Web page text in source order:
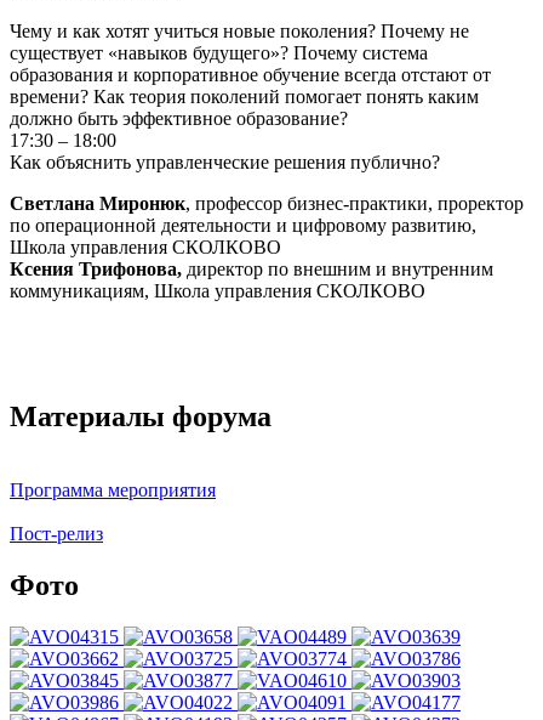
Чему и как хотят учиться новые поколения? Почему не
существует «навыков будущего»? Почему система
образования и корпоративное обучение всегда отстают от
времени? Как теория поколений помогает понять каким
должно быть эффективное образование?
17:30 – 18:00
Как объяснить управленческие решения публично?
Светлана Миронюк, профессор бизнес-практики, проректор
по операционной деятельности и цифровому развитию,
Школа управления СКОЛКОВО
Ксения Трифонова, директор по внешним и внутренним
коммуникациям, Школа управления СКОЛКОВО
Материалы форума
Программа мероприятия
Пост-релиз
Фото